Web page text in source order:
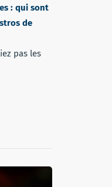
: qui sont
de
pas les